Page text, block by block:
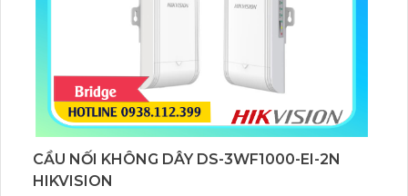
CẦU NỐI KHÔNG DÂY DS-3WF1000-EI-2N
HIKVISION